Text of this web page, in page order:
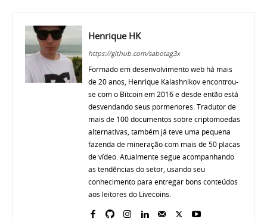
Henrique HK
https://github.com/sabotag3x
Formado em desenvolvimento web há mais
de 20 anos, Henrique Kalashnikov encontrou-
se com o Bitcoin em 2016 e desde então está
desvendando seus pormenores. Tradutor de
mais de 100 documentos sobre criptomoedas
alternativas, também já teve uma pequena
fazenda de mineração com mais de 50 placas
de vídeo. Atualmente segue acompanhando
as tendências do setor, usando seu
conhecimento para entregar bons conteúdos
aos leitores do Livecoins.